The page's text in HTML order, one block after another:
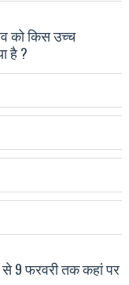
को किस उच्च
है ?
से 9 फरवरी तक कहां पर